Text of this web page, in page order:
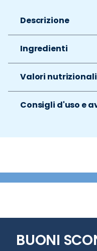
Descrizione
Ingredienti
Valori nutrizionali
Consigli d'uso e
BUONI